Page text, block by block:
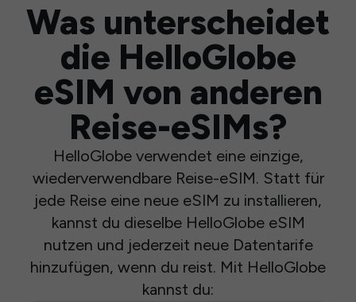
Was unterscheidet
die HelloGlobe
eSIM von anderen
Reise-eSIMs?
HelloGlobe verwendet eine einzige,
wiederverwendbare Reise-eSIM. Statt für
jede Reise eine neue eSIM zu installieren,
kannst du dieselbe HelloGlobe eSIM
nutzen und jederzeit neue Datentarife
hinzufügen, wenn du reist. Mit HelloGlobe
kannst du: